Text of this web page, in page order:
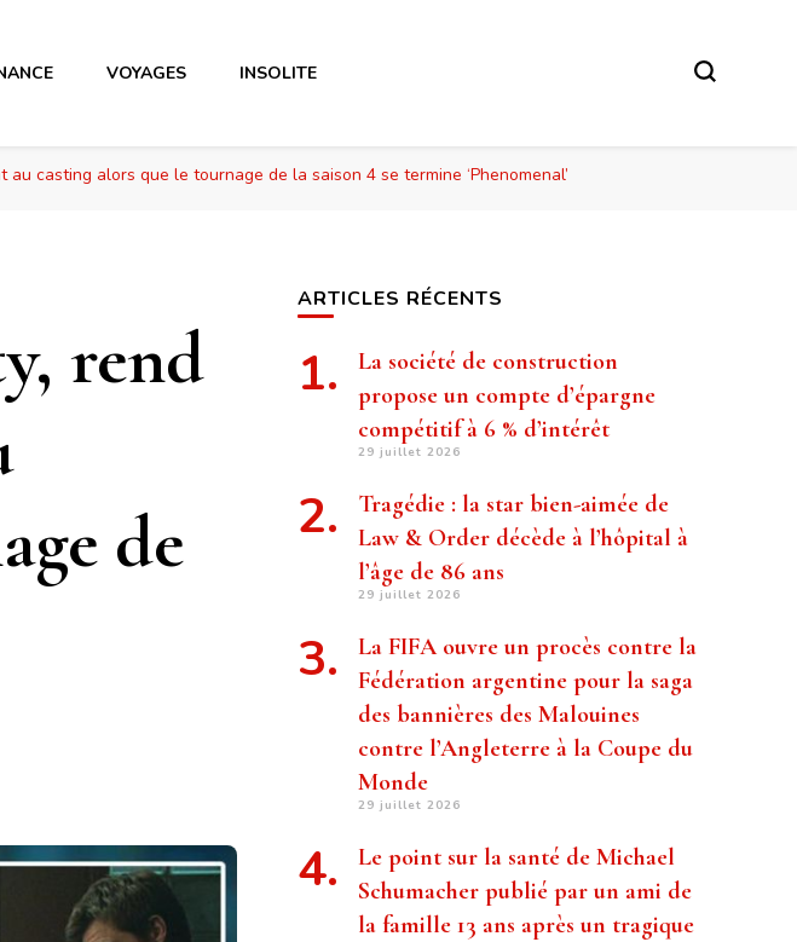
VOYAGES INSOLITE
au casting alors que le tournage de la saison 4 se termine ‘Phenomenal’
rend
de
ARTICLES RÉCENTS
La société de construction
propose un compte d’épargne
compétitif à 6 % d’intérêt
29 juillet 2026
Tragédie : la star bien-aimée de
Law & Order décède à l’hôpital à
l’âge de 86 ans
29 juillet 2026
La FIFA ouvre un procès contre la
Fédération argentine pour la saga
des bannières des Malouines
contre l’Angleterre à la Coupe du
Monde
29 juillet 2026
Le point sur la santé de Michael
Schumacher publié par un ami de
la famille 13 ans après un tragique